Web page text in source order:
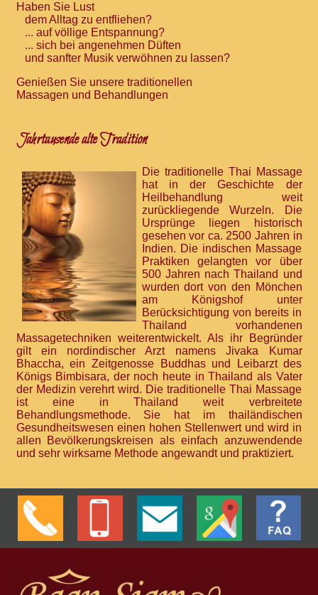
Haben Sie Lust
dem Alltag zu entfliehen?
... auf völlige Entspannung?
... sich bei angenehmen Düften
und sanfter Musik verwöhnen zu lassen?
Genießen Sie unsere traditionellen
Massagen und Behandlungen
Jahrtausende alte Tradition
Die traditionelle Thai Massage
hat in der Geschichte der
Heilbehandlung weit
zurückliegende Wurzeln. Die
Ursprünge liegen historisch
gesehen vor ca. 2500 Jahren in
Indien. Die indischen Massage
Praktiken gelangten vor über
500 Jahren nach Thailand und
wurden dort von den Mönchen
am Königshof unter
Berücksichtigung von bereits in
Thailand vorhandenen
Massagetechniken weiterentwickelt. Als ihr Begründer
gilt ein nordindischer Arzt namens Jivaka Kumar
Bhaccha, ein Zeitgenosse Buddhas und Leibarzt des
Königs Bimbisara, der noch heute in Thailand als Vater
der Medizin verehrt wird. Die traditionelle Thai Massage
ist eine in Thailand weit verbreitete
Behandlungsmethode. Sie hat im thailändischen
Gesundheitswesen einen hohen Stellenwert und wird in
allen Bevölkerungskreisen als einfach anzuwendende
und sehr wirksame Methode angewandt und praktiziert.